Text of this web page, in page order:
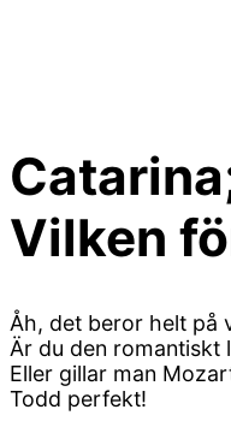
Vilken
Åh, det beror helt på
Är du den romantiskt
Eller gillar man
Todd perfekt!